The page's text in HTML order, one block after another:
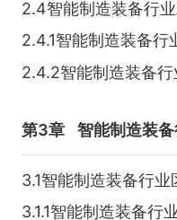
2.4智能制造装备行
2.4.1智能制造装备行
2.4.2智能制造装备
第3章 智能制造装
3.1智能制造装备行
3.1.1智能制造装备行